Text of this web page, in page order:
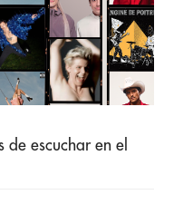
de escuchar en el